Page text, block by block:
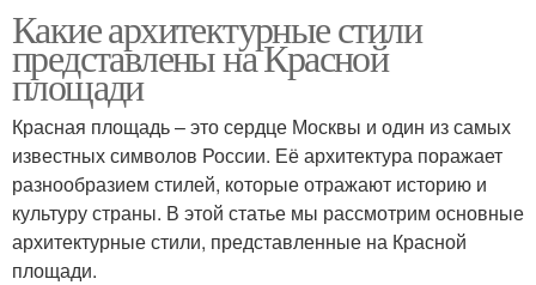
Какие архитектурные стили
представлены на Красной
площади
Красная площадь – это сердце Москвы и один из самых
известных символов России. Её архитектура поражает
разнообразием стилей, которые отражают историю и
культуру страны. В этой статье мы рассмотрим основные
архитектурные стили, представленные на Красной
площади.